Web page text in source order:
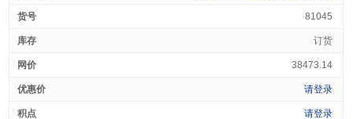
81045
订货
38473.14
请登录
请登录